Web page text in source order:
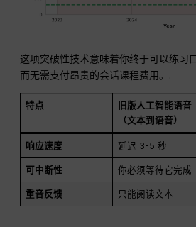
这项突破性技术意味着你终于可以练习
而无需支付昂贵的会话课程费用。.
特点
旧版人工智能语音
（文本到语音）
响应速度 延迟 3-5 秒
可中断性 你必须等待它完成
重音反馈 只能阅读文本